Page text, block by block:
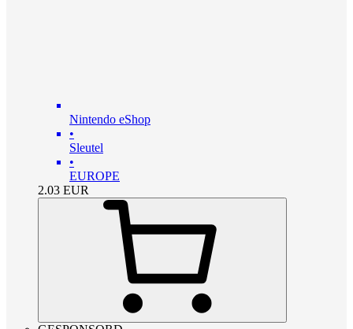
Nintendo eShop
•
Sleutel
•
EUROPE
2.03 EUR